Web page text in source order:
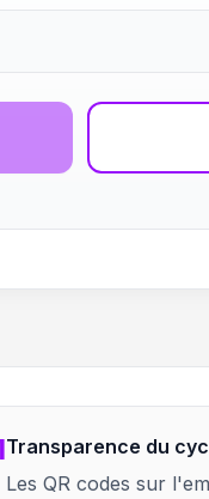
Transparence du
Les QR codes sur